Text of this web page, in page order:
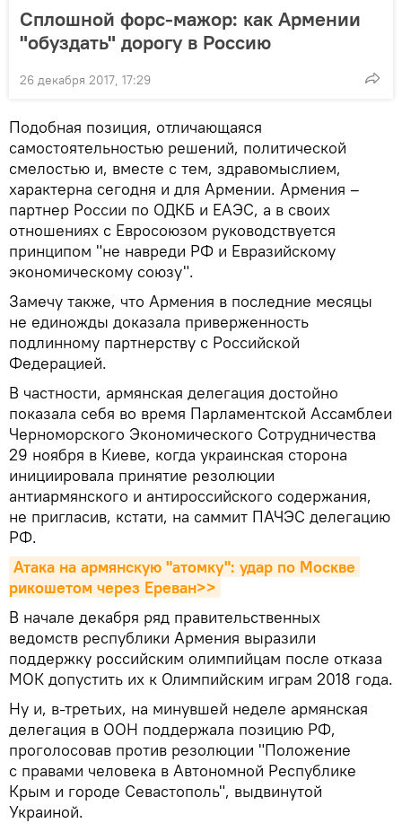
Сплошной форс-мажор: как Армении
"обуздать" дорогу в Россию
26 декабря 2017, 17:29
Подобная позиция, отличающаяся
самостоятельностью решений, политической
смелостью и, вместе с тем, здравомыслием,
характерна сегодня и для Армении. Армения –
партнер России по ОДКБ и ЕАЭС, а в своих
отношениях с Евросоюзом руководствуется
принципом "не навреди РФ и Евразийскому
экономическому союзу".
Замечу также, что Армения в последние месяцы
не единожды доказала приверженность
подлинному партнерству с Российской
Федерацией.
В частности, армянская делегация достойно
показала себя во время Парламентской Ассамблеи
Черноморского Экономического Сотрудничества
29 ноября в Киеве, когда украинская сторона
инициировала принятие резолюции
антиармянского и антироссийского содержания,
не пригласив, кстати, на саммит ПАЧЭС делегацию
РФ.
Атака на армянскую "атомку": удар по Москве
рикошетом через Ереван>>
В начале декабря ряд правительственных
ведомств республики Армения выразили
поддержку российским олимпийцам после отказа
МОК допустить их к Олимпийским играм 2018 года.
Ну и, в-третьих, на минувшей неделе армянская
делегация в ООН поддержала позицию РФ,
проголосовав против резолюции "Положение
с правами человека в Автономной Республике
Крым и городе Севастополь", выдвинутой
Украиной.